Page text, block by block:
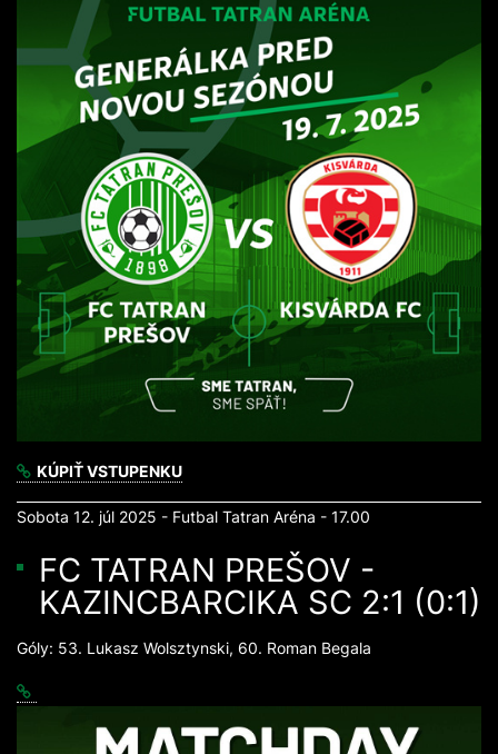
KÚPIŤ VSTUPENKU
Sobota 12. júl 2025 - Futbal Tatran Aréna - 17.00
FC TATRAN PREŠOV -
KAZINCBARCIKA SC 2:1 (0:1)
Góly: 53. Lukasz Wolsztynski, 60. Roman Begala